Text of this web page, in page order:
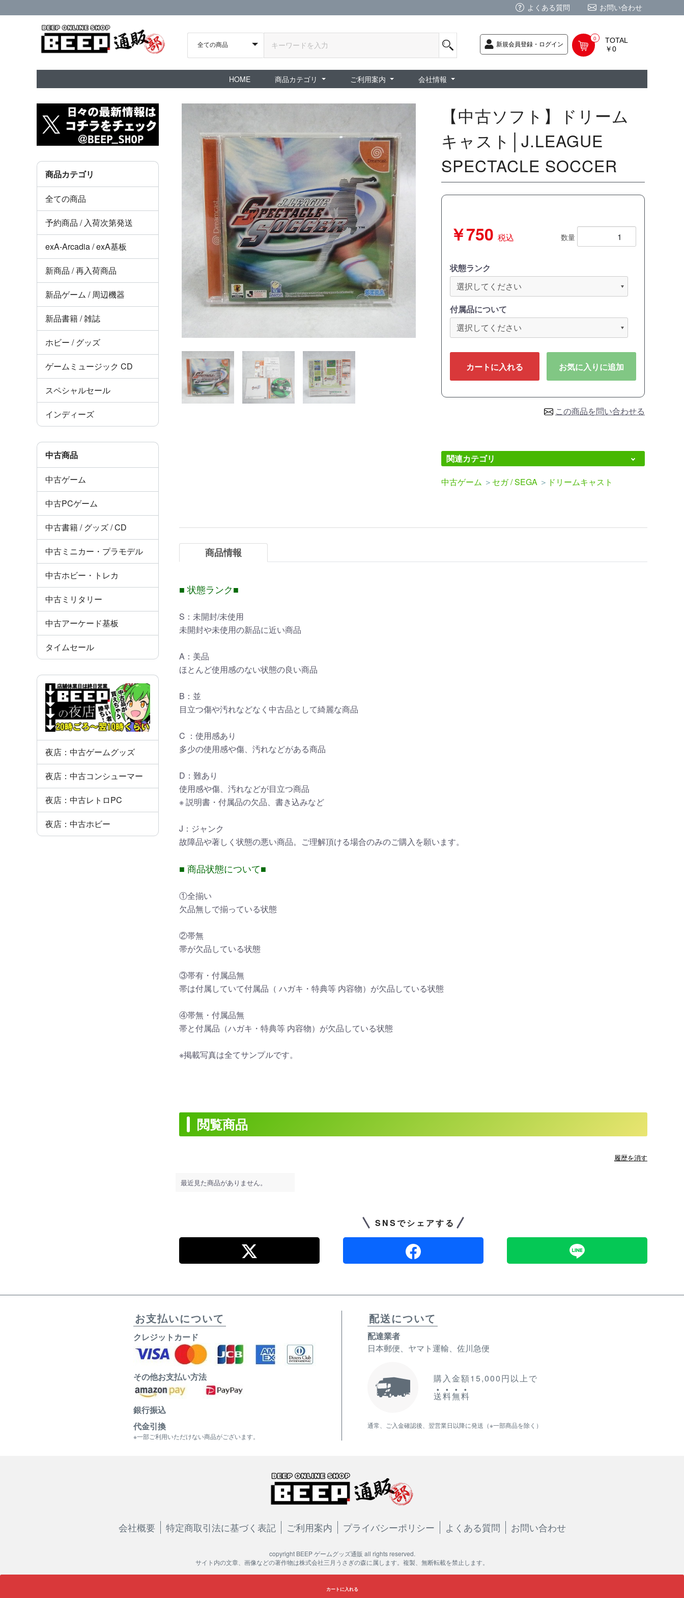
よくある質問 お問い合わせ
新規会員登録・ログイン
0
TOTAL
￥0
HOME
商品カテゴリ
ご利用案内
会社情報
商品カテゴリ
全ての商品
予約商品 / 入荷次第発送
exA-Arcadia / exA基板
新商品 / 再入荷商品
新品ゲーム / 周辺機器
新品書籍 / 雑誌
ホビー / グッズ
ゲームミュージック CD
スペシャルセール
インディーズ
中古商品
中古ゲーム
中古PCゲーム
中古書籍 / グッズ / CD
中古ミニカー・プラモデル
中古ホビー・トレカ
中古ミリタリー
中古アーケード基板
タイムセール
夜店：中古ゲームグッズ
夜店：中古コンシューマー
夜店：中古レトロPC
夜店：中古ホビー
【中古ソフト】ドリーム
キャスト│J.LEAGUE
SPECTACLE SOCCER
￥750 税込
状態ランク
付属品について
数量
カートに入れる お気に入りに追加
この商品を問い合わせる
関連カテゴリ
中古ゲーム ＞ セガ / SEGA ＞ ドリームキャスト
商品情報
■ 状態ランク■
S：未開封/未使用
未開封や未使用の新品に近い商品
A：美品
ほとんど使用感のない状態の良い商品
B：並
目立つ傷や汚れなどなく中古品として綺麗な商品
C ：使用感あり
多少の使用感や傷、汚れなどがある商品
D：難あり
使用感や傷、汚れなどが目立つ商品
※ 説明書・付属品の欠品、書き込みなど
J：ジャンク
故障品や著しく状態の悪い商品。ご理解頂ける場合のみのご購入を願います。
■ 商品状態について■
①全揃い
欠品無しで揃っている状態
②帯無
帯が欠品している状態
③帯有・付属品無
帯は付属していて付属品（ ハガキ・特典等 内容物）が欠品している状態
④帯無・付属品無
帯と付属品（ハガキ・特典等 内容物）が欠品している状態
※掲載写真は全てサンプルです。
閲覧商品
履歴を消す
最近見た商品がありません。
SNSでシェアする
お支払いについて
クレジットカード
その他お支払い方法
銀行振込
代金引換
※一部ご利用いただけない商品がございます。
配送について
配達業者
日本郵便、ヤマト運輸、佐川急便
購入金額15,000円以上で
送料無料
通常、ご入金確認後、翌営業日以降に発送（※一部商品を除く）
会社概要 特定商取引法に基づく表記 ご利用案内 プライバシーポリシー よくある質問 お問い合わせ
copyright BEEP ゲームグッズ通販 all rights reserved.
サイト内の文章、画像などの著作物は株式会社三月うさぎの森に属します。複製、無断転載を禁止します。
カートに入れる